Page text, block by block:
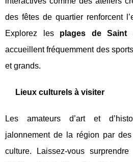
des fêtes de quartier renforcent
Explorez les plages de Saint
accueillent fréquemment des
et grands.
Lieux culturels à visiter
Les amateurs d’art et
jalonnement de la région par
culture. Laissez-vous